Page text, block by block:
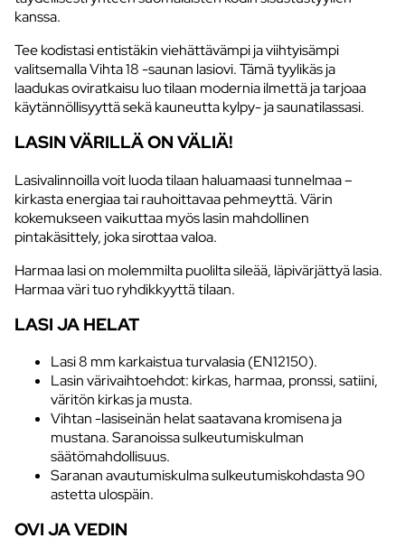
kanssa.
Tee kodistasi entistäkin viehättävämpi ja viihtyisämpi
valitsemalla Vihta 18 -saunan lasiovi. Tämä tyylikäs ja
laadukas oviratkaisu luo tilaan modernia ilmettä ja tarjoaa
käytännöllisyyttä sekä kauneutta kylpy- ja saunatilassasi.
LASIN VÄRILLÄ ON VÄLIÄ!
Lasivalinnoilla voit luoda tilaan haluamaasi tunnelmaa –
kirkasta energiaa tai rauhoittavaa pehmeyttä. Värin
kokemukseen vaikuttaa myös lasin mahdollinen
pintakäsittely, joka sirottaa valoa.
Harmaa lasi on molemmilta puolilta sileää, läpivärjättyä lasia.
Harmaa väri tuo ryhdikkyyttä tilaan.
LASI JA HELAT
Lasi 8 mm karkaistua turvalasia (EN12150).
Lasin värivaihtoehdot: kirkas, harmaa, pronssi, satiini,
väritön kirkas ja musta.
Vihtan -lasiseinän helat saatavana kromisena ja
mustana. Saranoissa sulkeutumiskulman
säätömahdollisuus.
Saranan avautumiskulma sulkeutumiskohdasta 90
astetta ulospäin.
OVI JA VEDIN